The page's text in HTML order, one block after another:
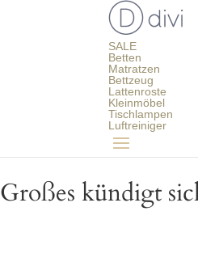
SALE
Betten
Matratzen
Bettzeug
Lattenroste
Kleinmöbel
Tischlampen
Luftreiniger
Großes kündigt